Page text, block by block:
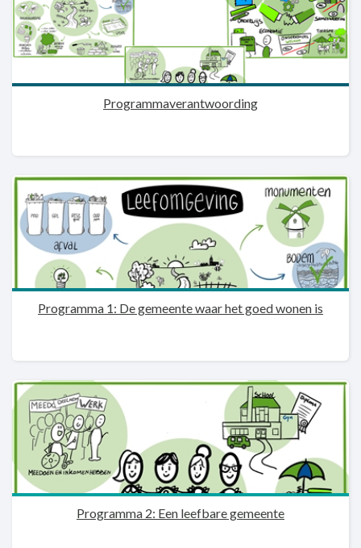
Programmaverantwoording
Programma 1: De gemeente waar het goed wonen is
Programma 2: Een leefbare gemeente